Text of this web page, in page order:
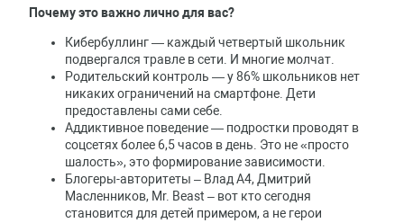
Почему это важно лично для вас?
Кибербуллинг — каждый четвертый школьник
подвергался травле в сети. И многие молчат.
Родительский контроль — у 86% школьников нет
никаких ограничений на смартфоне. Дети
предоставлены сами себе.
Аддиктивное поведение — подростки проводят в
соцсетях более 6,5 часов в день. Это не «просто
шалость», это формирование зависимости.
Блогеры-авторитеты – Влад А4, Дмитрий
Масленников, Mr. Beast – вот кто сегодня
становится для детей примером, а не герои